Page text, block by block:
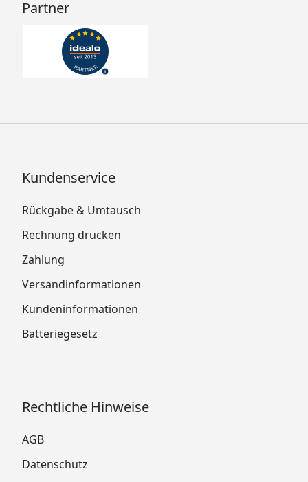
Partner
Kundenservice
Rückgabe & Umtausch
Rechnung drucken
Zahlung
Versandinformationen
Kundeninformationen
Batteriegesetz
Rechtliche Hinweise
AGB
Datenschutz